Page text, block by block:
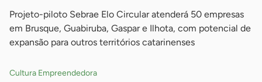
Projeto-piloto Sebrae Elo Circular atenderá 50 empresas
em Brusque, Guabiruba, Gaspar e Ilhota, com potencial de
expansão para outros territórios catarinenses
Cultura Empreendedora